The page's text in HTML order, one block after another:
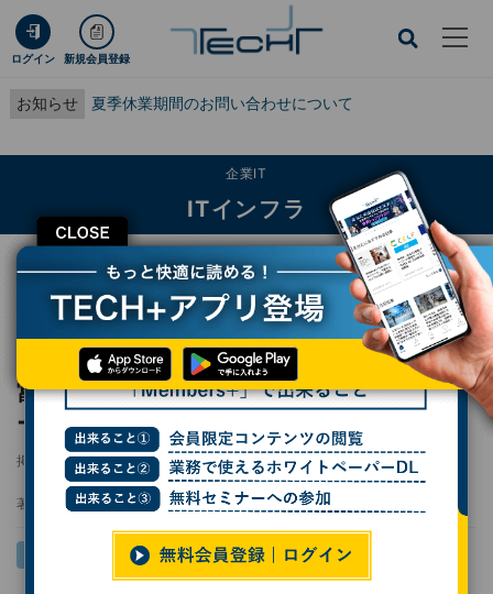
ログイン 新規会員登録
お知らせ 夏季休業期間のお問い合わせについて
CLOSE
企業IT
ITインフラ
TECH+ 企業IT
ITインフラ
富士通とアカデミアとの連携「スモールリサーチラボ」の全国大会が初開催
富士通とアカデミアとの連携「スモールリサ
ーチラボ」の全国大会が初開催
掲載日 2023/10/10 14:58
著者： 熊谷知泰